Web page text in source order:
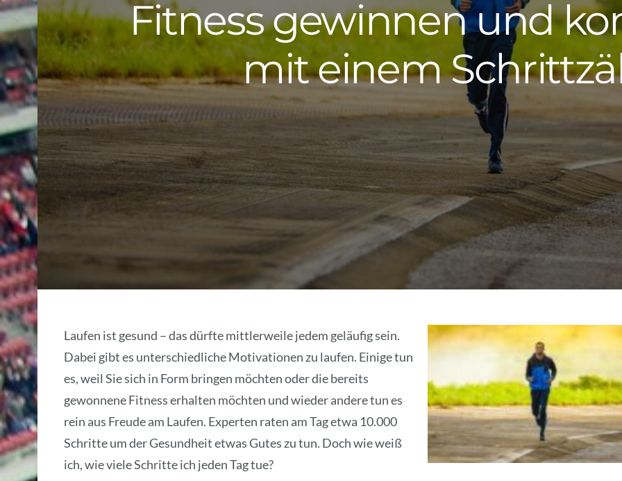
Fitness gewinnen und
mit einem
Laufen ist gesund – das dürfte mittlerweile jedem geläufig sein.
Dabei gibt es unterschiedliche Motivationen zu laufen. Einige tun
es, weil Sie sich in Form bringen möchten oder die bereits
gewonnene Fitness erhalten möchten und wieder andere tun es
rein aus Freude am Laufen. Experten raten am Tag etwa 10.000
Schritte um der Gesundheit etwas Gutes zu tun. Doch wie weiß
ich, wie viele Schritte ich jeden Tag tue?